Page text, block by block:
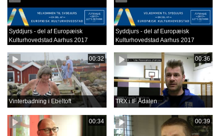
Syddjurs - del af Europæisk
Kulturhovedstad Aarhus 2017
Syddjurs - del af Europæisk
Kulturhovedstad Aarhus 2017
00:32
Vinterbadning i Ebeltoft
00:36
TRX i IF Ådalen
00:34 00:39